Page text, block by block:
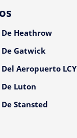
De Heathrow
De Gatwick
Aeropuerto LCY
Luton
Stansted